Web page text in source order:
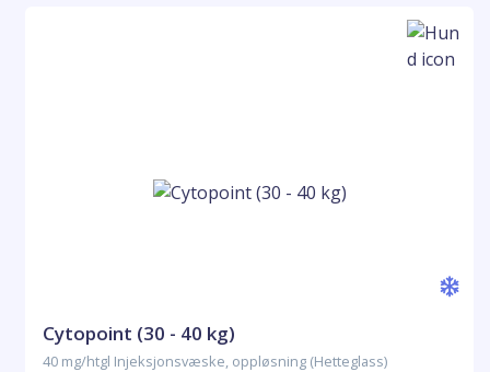
Cytopoint (30 - 40 kg)
40 mg/htgl Injeksjonsvæske, oppløsning (Hetteglass)